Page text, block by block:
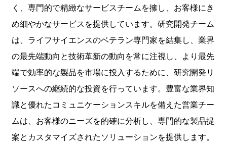
く、専門的で精緻なサービスチームを擁し、お客様にき
め細やかなサービスを提供しています。研究開発チーム
は、ライフサイエンスのベテラン専門家を結集し、業界
の最先端動向と技術革新の動向を常に注視し、より最先
端で効率的な製品を市場に投入するために、研究開発リ
ソースへの継続的な投資を行っています。豊富な業界知
識と優れたコミュニケーションスキルを備えた営業チー
ムは、お客様のニーズを的確に分析し、専門的な製品提
案とカスタマイズされたソリューションを提供します。